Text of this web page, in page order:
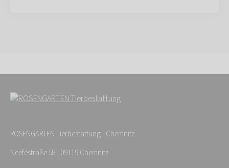
ROSENGARTEN-Tierbestattung - Chemnitz
Neefestraße 58 · 09119 Chemnitz